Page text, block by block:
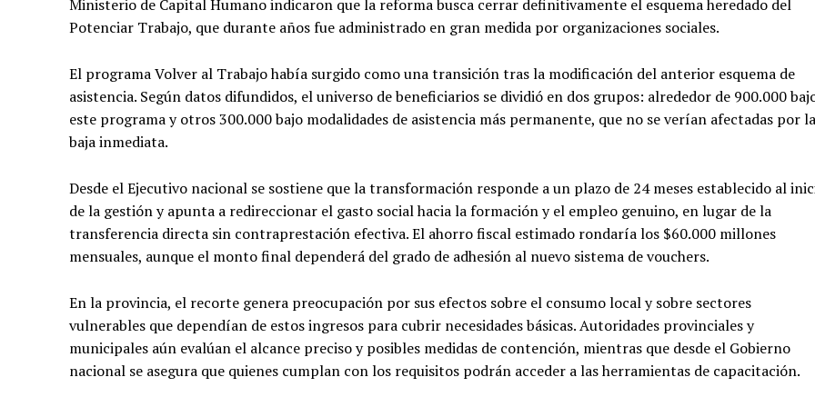
Ministerio de Capital Humano indicaron que la reforma busca cerrar definitivamente el esquema heredado del
Potenciar Trabajo, que durante años fue administrado en gran medida por organizaciones sociales.
El programa Volver al Trabajo había surgido como una transición tras la modificación del anterior esquema de
asistencia. Según datos difundidos, el universo de beneficiarios se dividió en dos grupos: alrededor de 900.000
este programa y otros 300.000 bajo modalidades de asistencia más permanente, que no se verían afectadas por la
baja inmediata.
Desde el Ejecutivo nacional se sostiene que la transformación responde a un plazo de 24 meses establecido al
de la gestión y apunta a redireccionar el gasto social hacia la formación y el empleo genuino, en lugar de la
transferencia directa sin contraprestación efectiva. El ahorro fiscal estimado rondaría los $60.000 millones
mensuales, aunque el monto final dependerá del grado de adhesión al nuevo sistema de vouchers.
En la provincia, el recorte genera preocupación por sus efectos sobre el consumo local y sobre sectores
vulnerables que dependían de estos ingresos para cubrir necesidades básicas. Autoridades provinciales y
municipales aún evalúan el alcance preciso y posibles medidas de contención, mientras que desde el Gobierno
nacional se asegura que quienes cumplan con los requisitos podrán acceder a las herramientas de capacitación.